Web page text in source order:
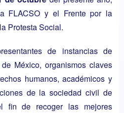
FLACSO y el Frente por la
Protesta Social.
de instancias de
México, organismos claves
humanos, académicos y
de la sociedad civil de
fin de recoger las mejores